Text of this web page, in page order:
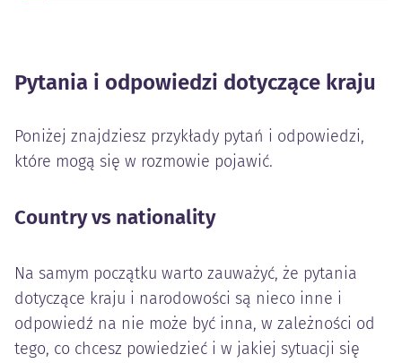
Pytania i odpowiedzi dotyczące kraju
Poniżej znajdziesz przykłady pytań i odpowiedzi,
które mogą się w rozmowie pojawić.
Country vs nationality
Na samym początku warto zauważyć, że pytania
dotyczące kraju i narodowości są nieco inne i
odpowiedź na nie może być inna, w zależności od
tego, co chcesz powiedzieć i w jakiej sytuacji się